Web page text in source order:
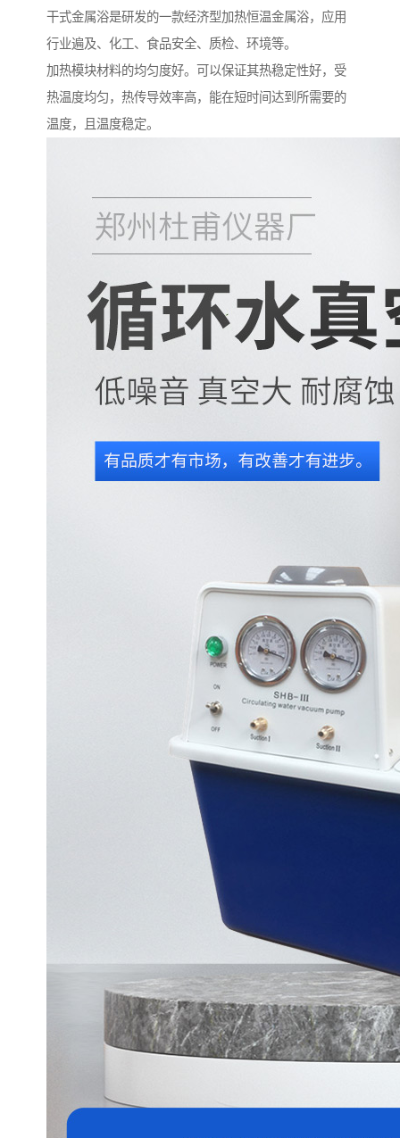
干式金属浴是研发的一款经济型加热恒温金属浴，应用
行业遍及、化工、食品安全、质检、环境等。
加热模块材料的均匀度好。可以保证其热稳定性好，受
热温度均匀，热传导效率高，能在短时间达到所需要的
温度，且温度稳定。